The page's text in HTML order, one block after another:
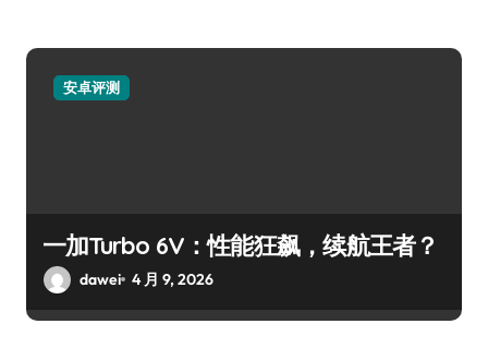
安卓评测
一加Turbo 6V：性能狂飙，续航王者？
dawei 4 月 9, 2026